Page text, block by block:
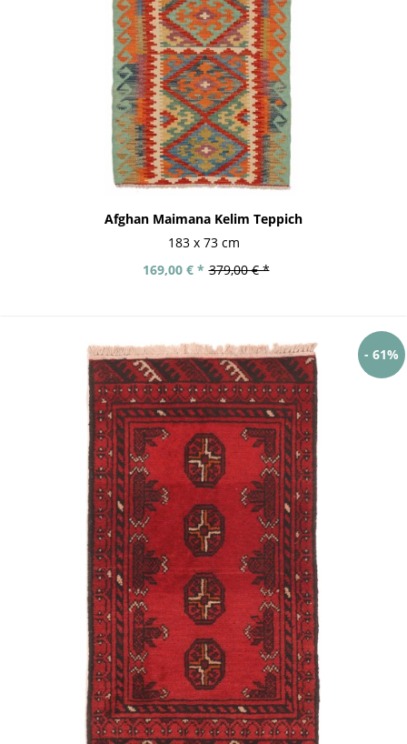
Afghan Maimana Kelim Teppich
183 x 73 cm
379,00 € *
169,00 € *
- 61%